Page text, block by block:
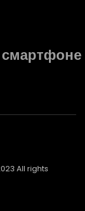
All rights